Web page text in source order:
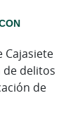
Cajasiete
de delitos
de